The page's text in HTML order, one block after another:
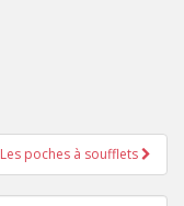
Les poches à soufflets